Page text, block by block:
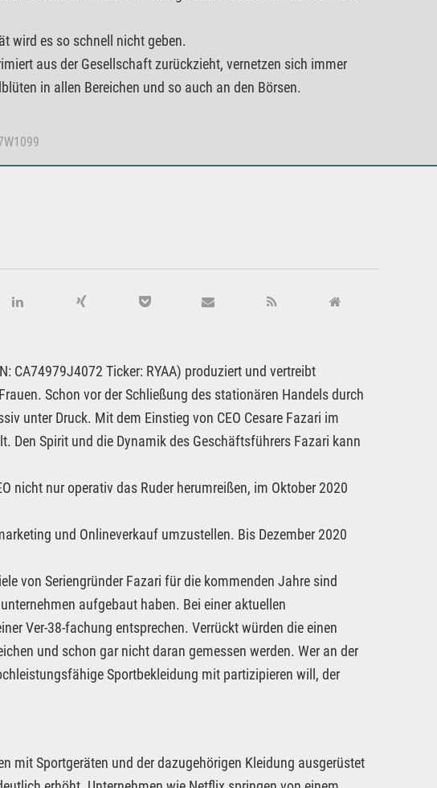
wird es so schnell nicht geben.
aus der Gesellschaft zurückzieht, vernetzen sich immer
in allen Bereichen und so auch an den Börsen.
CA74979J4072 Ticker: RYAA) produziert und vertreibt
Schon vor der Schließung des stationären Handels durch
unter Druck. Mit dem Einstieg von CEO Cesare Fazari im
Den Spirit und die Dynamik des Geschäftsführers Fazari kann
nicht nur operativ das Ruder herumreißen, im Oktober 2020
und Onlineverkauf umzustellen. Bis Dezember 2020
von Seriengründer Fazari für die kommenden Jahre sind
aufgebaut haben. Bei einer aktuellen
Ver-38-fachung entsprechen. Verrückt würden die einen
und schon gar nicht daran gemessen werden. Wer an der
Sportbekleidung mit partizipieren will, der
mit Sportgeräten und der dazugehörigen Kleidung ausgerüstet